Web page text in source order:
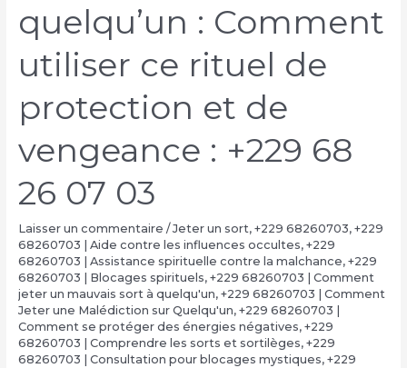
quelqu’un : Comment
utiliser ce rituel de
protection et de
vengeance : +229 68
26 07 03
Laisser un commentaire /Jeter un sort, +229 68260703, +229
68260703 | Aide contre les influences occultes, +229
68260703 | Assistance spirituelle contre la malchance, +229
68260703 | Blocages spirituels, +229 68260703 | Comment
jeter un mauvais sort à quelqu'un, +229 68260703 | Comment
Jeter une Malédiction sur Quelqu'un, +229 68260703 |
Comment se protéger des énergies négatives, +229
68260703 | Comprendre les sorts et sortilèges, +229
68260703 | Consultation pour blocages mystiques, +229